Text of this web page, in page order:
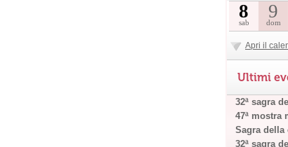
8
sab
9
dom
Apri il
Ultimi
32ª sagra
47ª mostra
Sagra della
32ª sagra